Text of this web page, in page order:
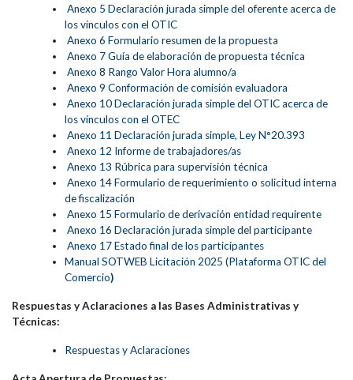
Anexo 5 Declaración jurada simple del oferente acerca de
los vínculos con el OTIC
Anexo 6 Formulario resumen de la propuesta
Anexo 7 Guía de elaboración de propuesta técnica
Anexo 8 Rango Valor Hora alumno/a
Anexo 9 Conformación de comisión evaluadora
Anexo 10 Declaración jurada simple del OTIC acerca de
los vínculos con el OTEC
Anexo 11 Declaración jurada simple, Ley N°20.393
Anexo 12 Informe de trabajadores/as
Anexo 13 Rúbrica para supervisión técnica
Anexo 14 Formulario de requerimiento o solicitud interna
de fiscalización
Anexo 15 Formulario de derivación entidad requirente
Anexo 16 Declaración jurada simple del participante
Anexo 17 Estado final de los participantes
Manual SOTWEB Licitación 2025 (Plataforma OTIC del
Comercio)
Respuestas y Aclaraciones a las Bases Administrativas y
Técnicas:
Respuestas y Aclaraciones